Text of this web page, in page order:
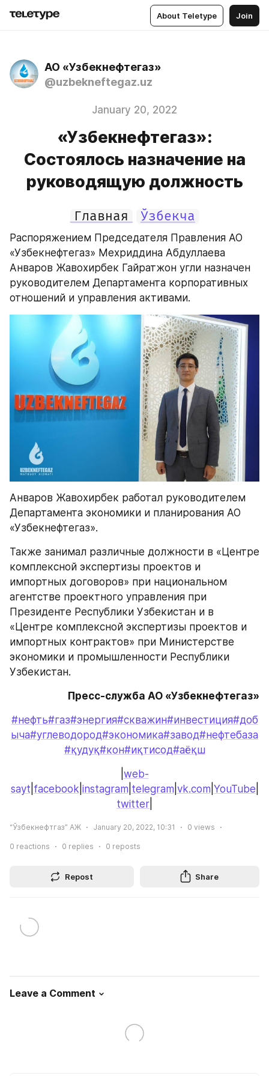
About Teletype Join
АО «Узбекнефтегаз»
@uzbekneftegaz.uz
January 20, 2022
«Узбекнефтегаз»:
Состоялось назначение на
руководящую должность
Главная Ўзбекча
Распоряжением Председателя Правления АО
«Узбекнефтегаз» Мехриддина Абдуллаева
Анваров Жавохирбек Гайратжон угли назначен
руководителем Департамента корпоративных
отношений и управления активами.
Анваров Жавохирбек работал руководителем
Департамента экономики и планирования АО
«Узбекнефтегаз».
Также занимал различные должности в «Центре
комплексной экспертизы проектов и
импортных договоров» при национальном
агентстве проектного управления при
Президенте Республики Узбекистан и в
«Центре комплексной экспертизы проектов и
импортных контрактов» при Министерстве
экономики и промышленности Республики
Узбекистан.
Пресс-служба АО «Узбекнефтегаз»
#нефть#газ#энергия#скважин#инвестиция#доб
ыча#углеводород#экономика#завод#нефтебаза
#қудуқ#кон#иқтисод#аёқш
web-
sayt facebook instagram telegram vk.com YouTube
twitter
“Ўзбекнефтгаз” АЖ January 20, 2022, 10:31 0 views
0 reactions 0 replies 0 reposts
Repost Share
Leave a Comment